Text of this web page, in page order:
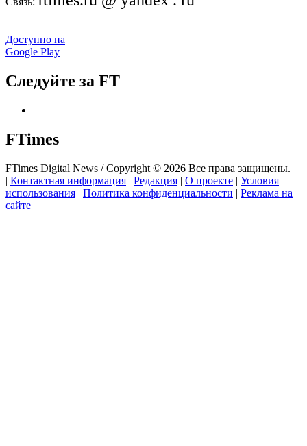
Доступно на
Google Play
Следуйте за FT
FTimes
FTimes Digital News / Copyright © 2026 Все права защищены.
| Контактная информация | Редакция | О проекте | Условия
использования | Политика конфиденциальности | Реклама на
сайте